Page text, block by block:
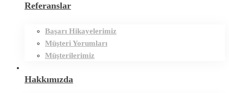
Referanslar
Başarı Hikayelerimiz
Müşteri Yorumları
Müşterilerimiz
Hakkımızda